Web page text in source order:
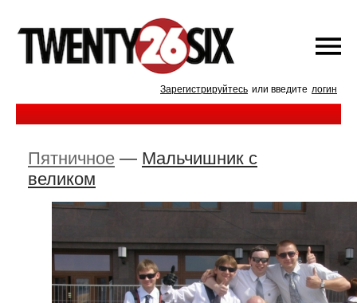
Зарегистрируйтесь или введите логин
Пятничное — Мальчишник с
великом